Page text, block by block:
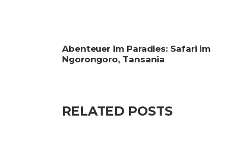
Abenteuer im Paradies: Safari im
Ngorongoro, Tansania
RELATED POSTS